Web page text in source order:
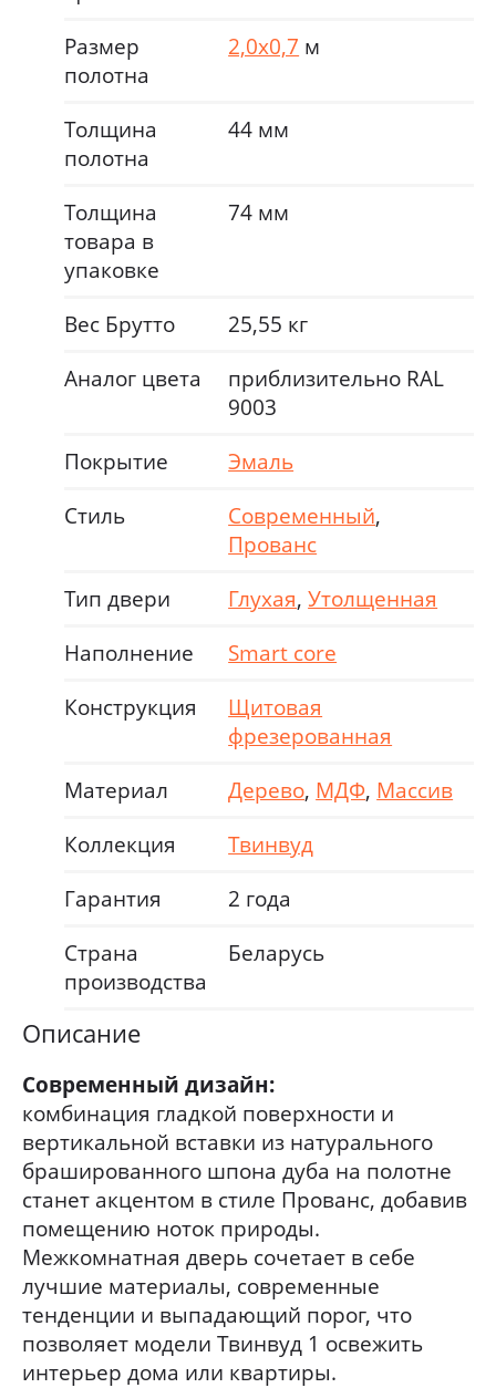
Размер
полотна
2,0х0,7 м
Толщина
полотна
44 мм
Толщина
товара в
упаковке
74 мм
Вес Брутто
25,55 кг
Аналог цвета
приблизительно RAL
9003
Покрытие
Эмаль
Стиль
Современный,
Прованс
Тип двери
Глухая,Утолщенная
Наполнение
Smart core
Конструкция
Щитовая
фрезерованная
Материал
Дерево, МДФ, Массив
Коллекция
Твинвуд
Гарантия
2 года
Страна
производства
Беларусь
Описание
Современный дизайн:
комбинация гладкой поверхности и
вертикальной вставки из натурального
брашированного шпона дуба на полотне
станет акцентом в стиле Прованс, добавив
помещению ноток природы.
Межкомнатная дверь сочетает в себе
лучшие материалы, современные
тенденции и выпадающий порог, что
позволяет модели Твинвуд 1 освежить
интерьер дома или квартиры.